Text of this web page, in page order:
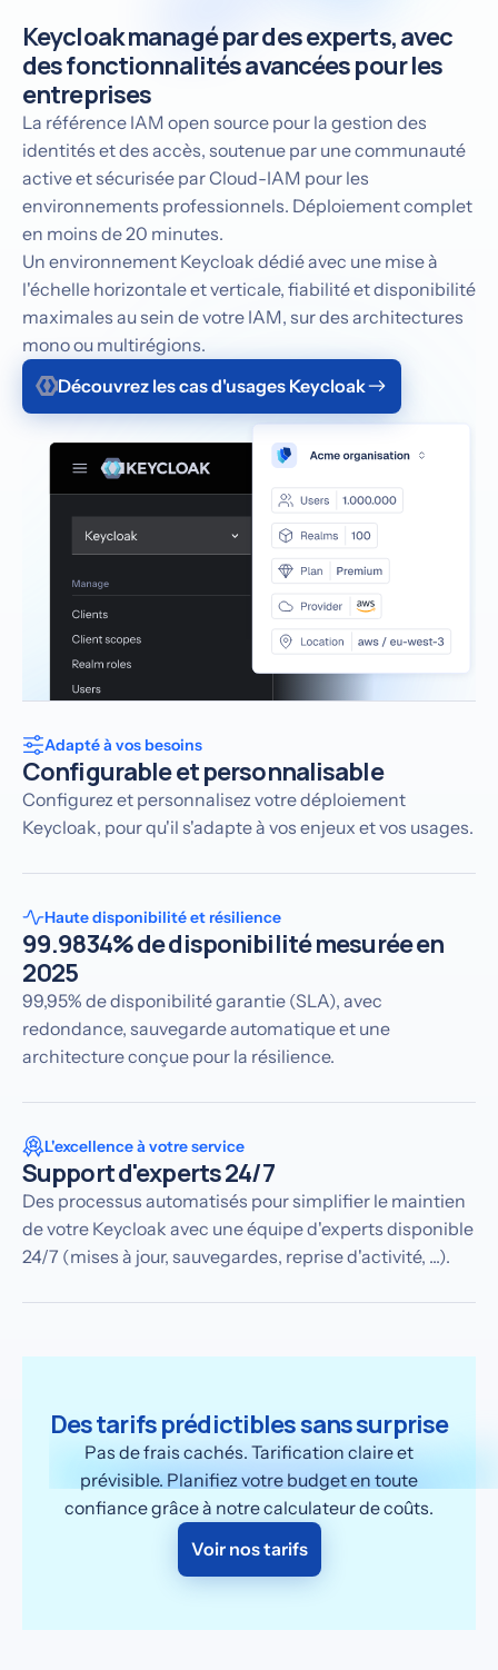
Keycloak managé par des experts, avec
des fonctionnalités avancées pour les
entreprises
La référence IAM open source pour la gestion des
identités et des accès, soutenue par une communauté
active et sécurisée par Cloud-IAM pour les
environnements professionnels. Déploiement complet
en moins de 20 minutes.
Un environnement Keycloak dédié avec une mise à
l'échelle horizontale et verticale, fiabilité et disponibilité
maximales au sein de votre IAM, sur des architectures
mono ou multirégions.
Découvrez les cas d'usages Keycloak
Adapté à vos besoins
Configurable et personnalisable
Configurez et personnalisez votre déploiement
Keycloak, pour qu'il s'adapte à vos enjeux et vos usages.
Haute disponibilité et résilience
99.9834% de disponibilité mesurée en
2025
99,95% de disponibilité garantie (SLA), avec
redondance, sauvegarde automatique et une
architecture conçue pour la résilience.
L'excellence à votre service
Support d'experts 24/7
Des processus automatisés pour simplifier le maintien
de votre Keycloak avec une équipe d'experts disponible
24/7 (mises à jour, sauvegardes, reprise d'activité, ...).
Des tarifs prédictibles sans surprise
Pas de frais cachés. Tarification claire et
prévisible. Planifiez votre budget en toute
confiance grâce à notre calculateur de coûts.
Voir nos tarifs